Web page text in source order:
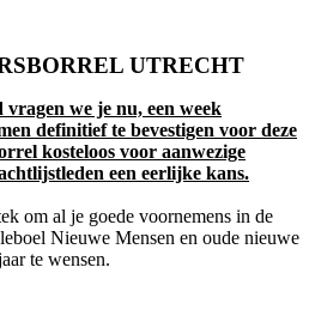
UTRECHT
we je nu, een week
definitief te bevestigen voor deze
kosteloos voor aanwezige
een eerlijke kans.
om al je goede voornemens in de
Nieuwe Mensen en oude nieuwe
te wensen.